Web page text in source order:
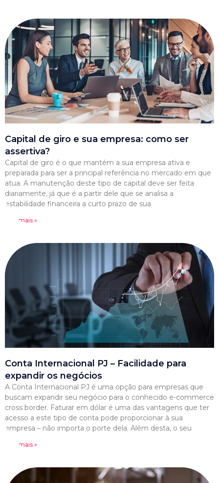
Capital de giro e sua empresa: como ser
assertiva?
Capital de giro é o que mantém a sua empresa ativa e
preparada para ser a principal referência no mercado em que
atua. A manutenção deste tipo de capital deve ser feita
diariamente, já que é a partir dele que se analisa a
estabilidade financeira a curto prazo de sua
Leia mais »
Conta Internacional PJ – Facilidade para
expandir os negócios
A Conta Internacional PJ é uma opção para empresas que
buscam expandir seu negócio para o conhecido e-commerce
cross border. Faturar em dólar é uma das vantagens que ter
acesso a este tipo de conta pode proporcionar à sua
empresa – não importa o porte dela. Além desta, o seu
Leia mais »